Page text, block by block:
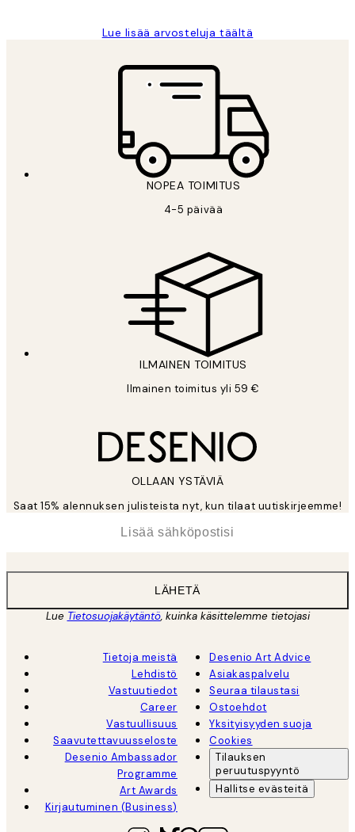
Lue lisää arvosteluja täältä
NOPEA TOIMITUS
4-5 päivää
ILMAINEN TOIMITUS
Ilmainen toimitus yli 59 €
OLLAAN YSTÄVIÄ
Saat 15% alennuksen julisteista nyt, kun tilaat uutiskirjeemme!
LÄHETÄ
Lue Tietosuojakäytäntö, kuinka käsittelemme tietojasi
Tietoja meistä
Lehdistö
Vastuutiedot
Career
Vastuullisuus
Saavutettavuusseloste
Desenio Ambassador
Programme
Art Awards
Kirjautuminen (Business)
Desenio Art Advice
Asiakaspalvelu
Seuraa tilaustasi
Ostoehdot
Yksityisyyden suoja
Cookies
Tilauksen
peruutuspyyntö
Hallitse evästeitä